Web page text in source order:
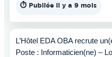
⏱️ Publiée il y a 9 mois
L’Hôtel EDA OBA recrute
Poste : Informaticien(ne) –